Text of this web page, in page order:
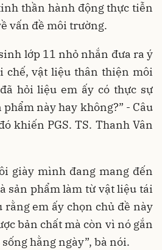
thần hành động thực tiễn
vấn đề môi trường.
lớp 11 nhỏ nhắn đưa ra ý
chế, vật liệu thân thiện môi
hỏi liệu em ấy có thực sự
này hay không?” - Câu
khiến PGS. TS. Thanh Vân
giày mình đang mang đến
sản phẩm làm từ vật liệu tái
rằng em ấy chọn chủ đề này
bản chất mà còn vì nó gắn
hằng ngày”, bà nói.